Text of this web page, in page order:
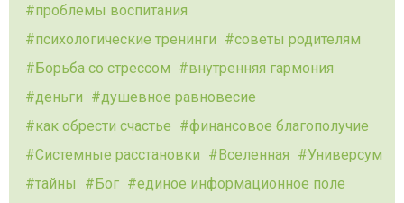
проблемы воспитания
психологические тренинги
советы родителям
Борьба со стрессом
внутренняя гармония
деньги
душевное равновесие
как обрести счастье
финансовое благополучие
Системные расстановки
Вселенная
Универсум
тайны
Бог
единое информационное поле